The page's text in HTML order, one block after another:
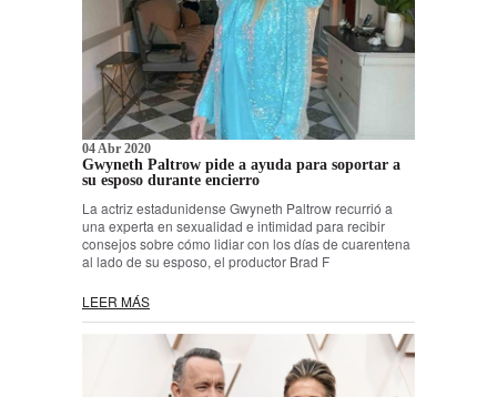
04 Abr 2020
Gwyneth Paltrow pide a ayuda para soportar a
su esposo durante encierro
La actriz estadunidense Gwyneth Paltrow recurrió a
una experta en sexualidad e intimidad para recibir
consejos sobre cómo lidiar con los días de cuarentena
al lado de su esposo, el productor Brad F
LEER MÁS